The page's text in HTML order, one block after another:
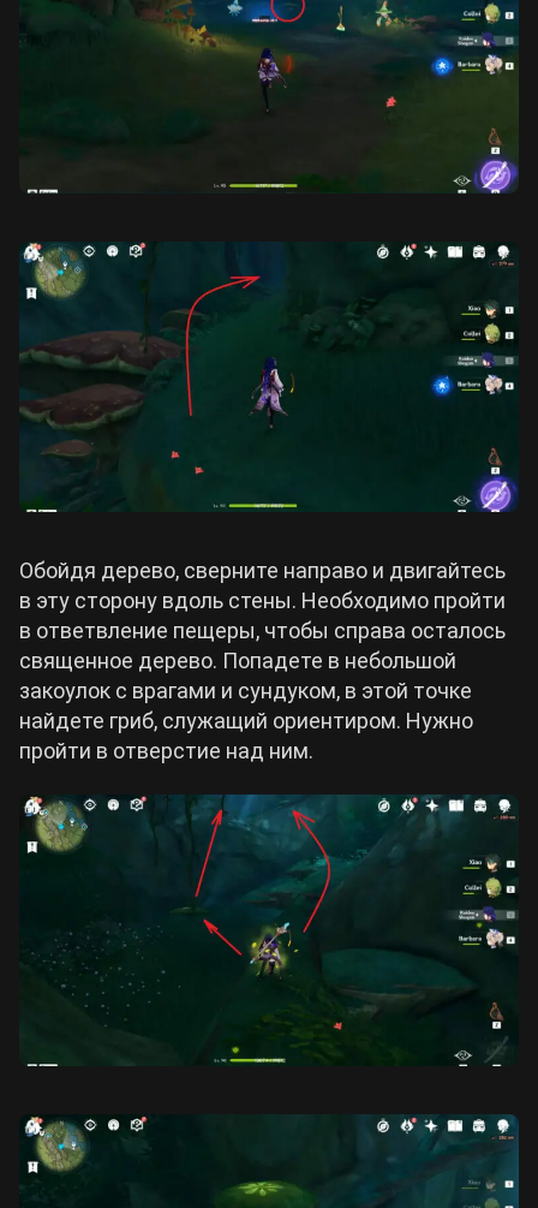
Обойдя дерево, сверните направо и двигайтесь
в эту сторону вдоль стены. Необходимо пройти
в ответвление пещеры, чтобы справа осталось
священное дерево. Попадете в небольшой
закоулок с врагами и сундуком, в этой точке
найдете гриб, служащий ориентиром. Нужно
пройти в отверстие над ним.